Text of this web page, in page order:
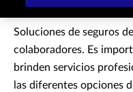
Soluciones de seguros
colaboradores. Es
brinden servicios
las diferentes opciones